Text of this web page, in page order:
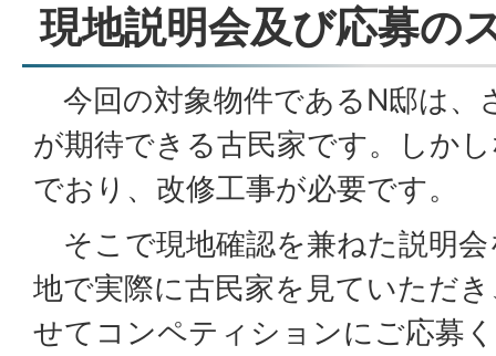
現地説明会及び応募の
今回の対象物件であるN邸は、
が期待できる古民家です。しか
でおり、改修工事が必要です。
そこで現地確認を兼ねた説明
地で実際に古民家を見ていただ
せてコンペティションにご応募